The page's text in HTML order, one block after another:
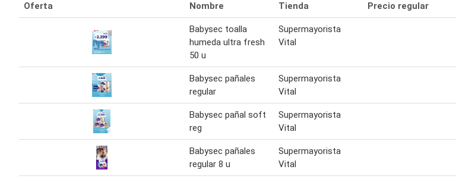
Oferta Nombre Tienda Precio regular
Babysec toalla
humeda ultra fresh
50 u
Supermayorista
Vital
Babysec pañales
regular
Supermayorista
Vital
Babysec pañal soft
reg
Supermayorista
Vital
Babysec pañales
regular 8 u
Supermayorista
Vital